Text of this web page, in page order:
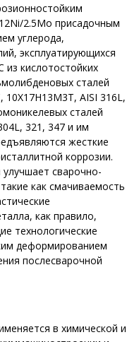
2.5Mo присадочным
углерода,
эксплуатирующихся
из кислотостойких
сталей
AISI 316L,
сталей
321, 347 и им
жесткие
коррозии.
сварочно-
как смачиваемость
как правило,
технологические
деформированием
послесварочной
в химической и